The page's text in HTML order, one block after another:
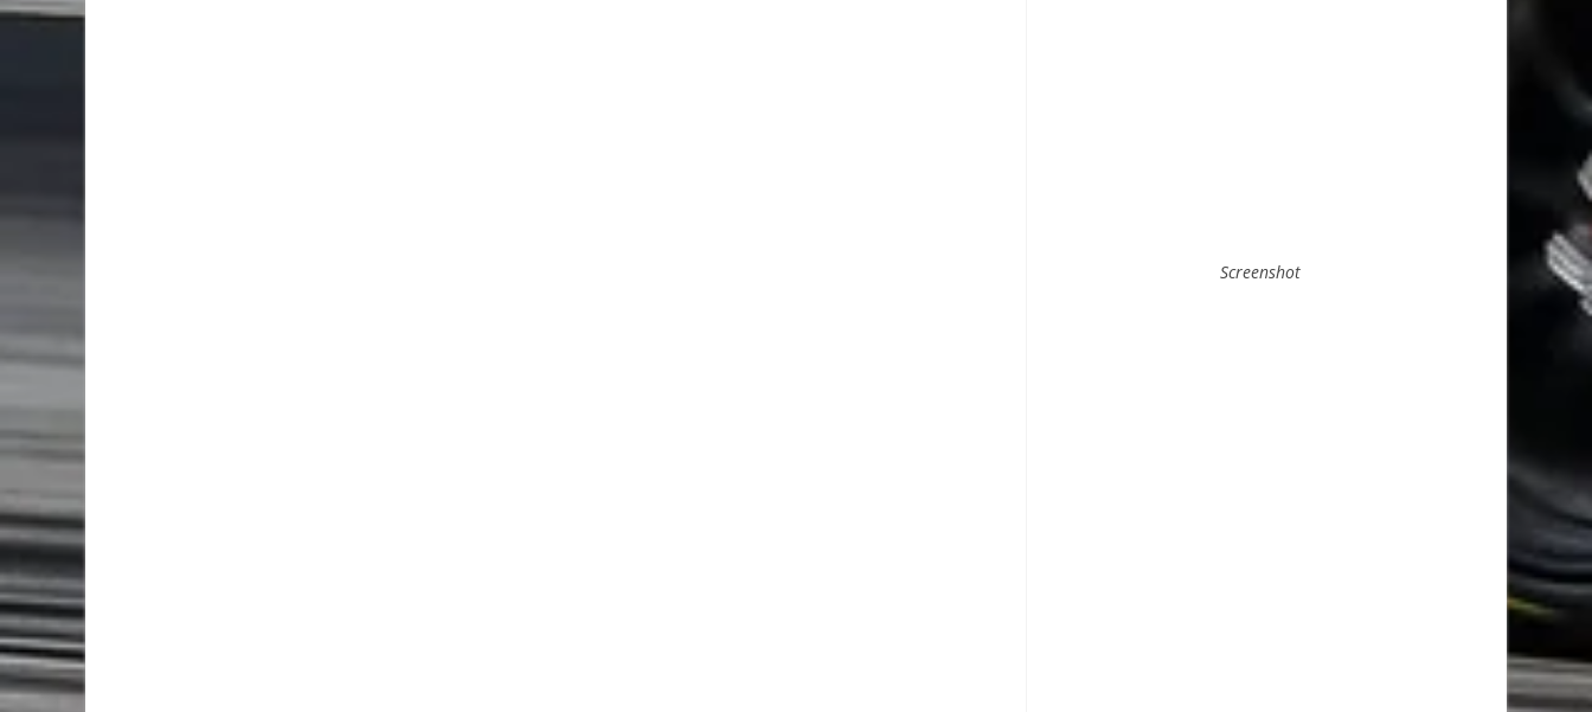
Screenshot